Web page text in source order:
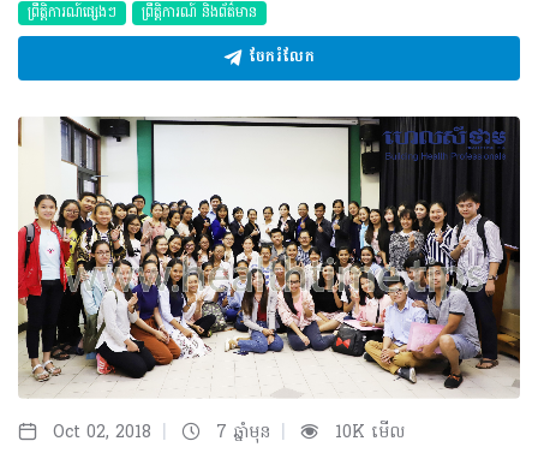
ព្រឹត្តិការណ៍ផ្សេងៗ ព្រឹត្តិការណ៍ និងព័ត៌មាន
ចែករំលែក
Oct 02, 2018 | 7 ឆ្នាំមុន | 10K មើល